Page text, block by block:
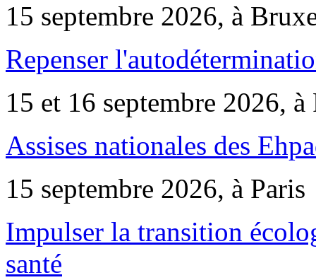
15 septembre 2026, à
Repenser
15 et 16 septembre 2026, à
Assises nationales des
15 septembre 2026, à Paris
Impulser la transition
santé